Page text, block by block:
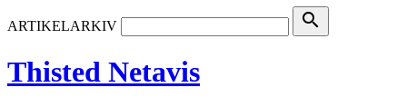
ARTIKELARKIV search
Thisted Netavis